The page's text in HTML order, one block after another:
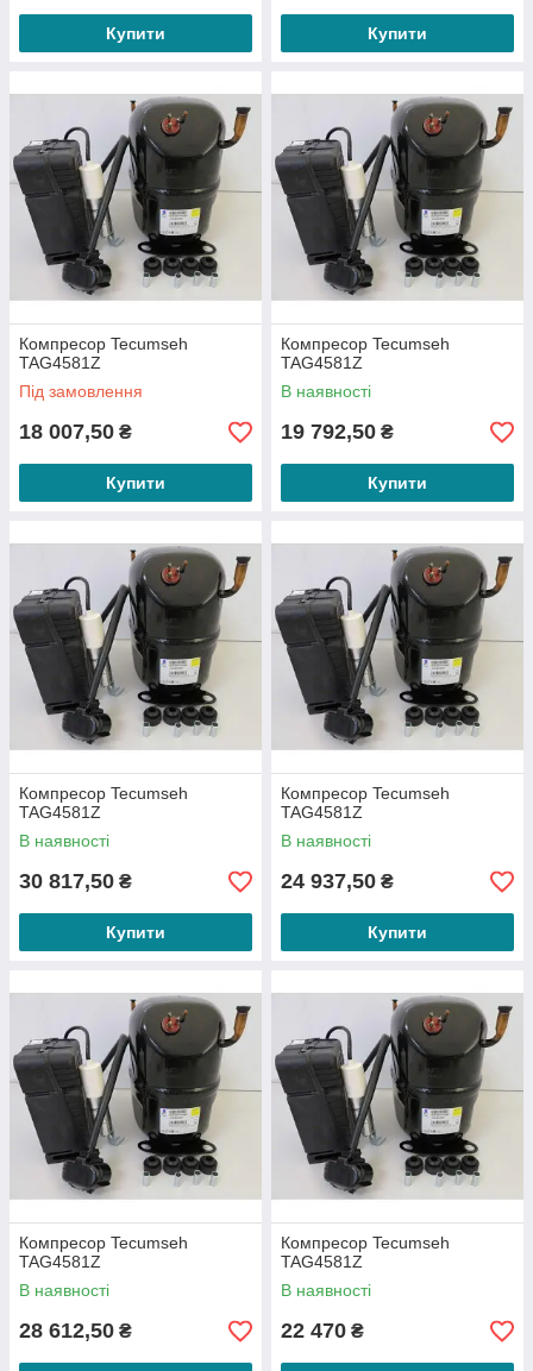
Купити Купити
Компресор Tecumseh
TAG4581Z
Під замовлення
18 007,50 ₴
Купити
Компресор Tecumseh
TAG4581Z
В наявності
19 792,50 ₴
Купити
Компресор Tecumseh
TAG4581Z
В наявності
30 817,50 ₴
Купити
Компресор Tecumseh
TAG4581Z
В наявності
24 937,50 ₴
Купити
Компресор Tecumseh
TAG4581Z
В наявності
28 612,50 ₴
Компресор Tecumseh
TAG4581Z
В наявності
22 470 ₴